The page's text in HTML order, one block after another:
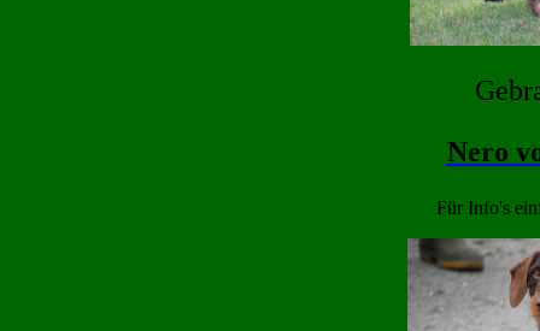
Nero
Für Info's